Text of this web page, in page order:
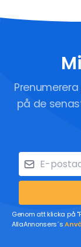
på de
Genom att klicka på
AllaAnnonsers´s